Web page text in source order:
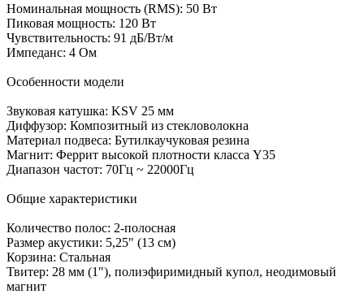
Номинальная мощность (RMS): 50 Вт
Пиковая мощность: 120 Вт
Чувствительность: 91 дБ/Вт/м
Импеданс: 4 Ом
Особенности модели
Звуковая катушка: KSV 25 мм
Диффузор: Композитный из стекловолокна
Материал подвеса: Бутилкаучуковая резина
Магнит: Феррит высокой плотности класса Y35
Диапазон частот: 70Гц ~ 22000Гц
Общие характеристики
Количество полос: 2-полосная
Размер акустики: 5,25" (13 см)
Корзина: Стальная
Твитер: 28 мм (1"), полиэфиримидный купол, неодимовый
магнит